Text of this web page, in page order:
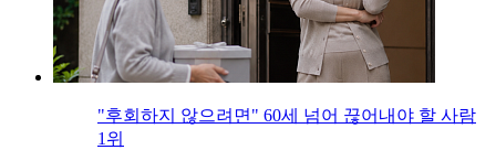
"후회하지 않으려면" 60세 넘어 끊어내야 할 사람
1위